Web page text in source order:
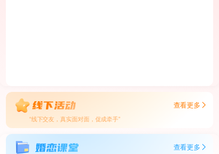
查看更多
“线下交友，真实面对面，促成牵手”
查看更多